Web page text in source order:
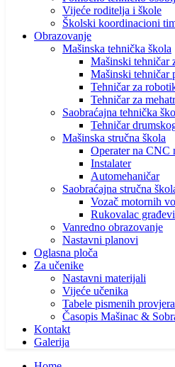
Vijeće roditelja i škole
Školski koordinacioni
Obrazovanje
Mašinska tehnička škola
Mašinski tehničar
Mašinski tehničar
Tehničar za
Tehničar za
Saobraćajna tehnička
Tehničar
Mašinska stručna škola
Operater na CNC
Instalater
Automehaničar
Saobraćajna stručna
Vozač motornih
Rukovalac
Vanredno obrazovanje
Nastavni planovi
Oglasna ploča
Za učenike
Nastavni materijali
Vijeće učenika
Tabele pismenih provjera
Časopis Mašinac &
Kontakt
Galerija